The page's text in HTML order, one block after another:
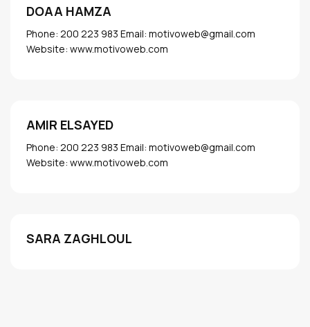
DOAA HAMZA
Phone: 200 223 983 Email: motivoweb@gmail.com
Website: www.motivoweb.com
AMIR ELSAYED
Phone: 200 223 983 Email: motivoweb@gmail.com
Website: www.motivoweb.com
SARA ZAGHLOUL